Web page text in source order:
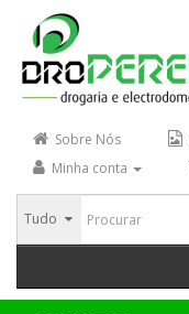
Sobre Nós
Minha conta
Tudo